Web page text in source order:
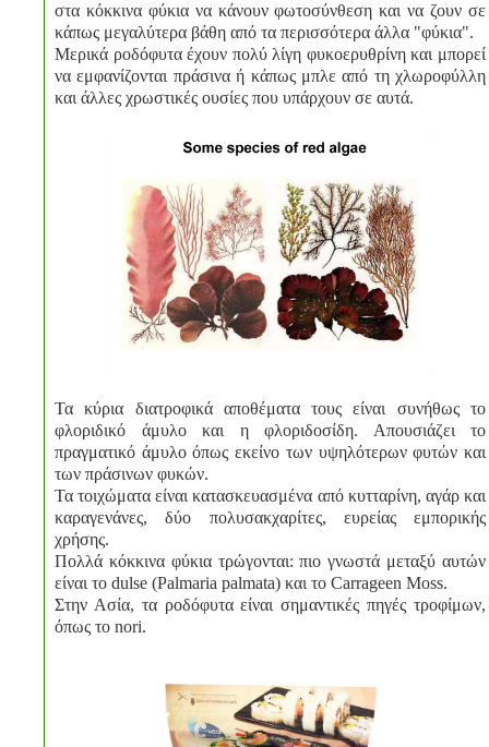
στα κόκκινα φύκια να κάνουν φωτοσύνθεση και να ζουν σε
κάπως μεγαλύτερα βάθη από τα περισσότερα άλλα "φύκια".
Μερικά ροδόφυτα έχουν πολύ λίγη φυκοερυθρίνη και μπορεί
να εμφανίζονται πράσινα ή κάπως μπλε από τη χλωροφύλλη
και άλλες χρωστικές ουσίες που υπάρχουν σε αυτά.
Τα κύρια διατροφικά αποθέματα τους είναι συνήθως το
φλοριδικό άμυλο και η φλοριδοσίδη. Απουσιάζει το
πραγματικό άμυλο όπως εκείνο των υψηλότερων φυτών και
των πράσινων φυκών.
Τα τοιχώματα είναι κατασκευασμένα από κυτταρίνη, αγάρ και
καραγενάνες, δύο πολυσακχαρίτες, ευρείας εμπορικής
χρήσης.
Πολλά κόκκινα φύκια τρώγονται: πιο γνωστά μεταξύ αυτών
είναι το dulse (Palmaria palmata) και το Carrageen Moss.
Στην Ασία, τα ροδόφυτα είναι σημαντικές πηγές τροφίμων,
όπως το nori.